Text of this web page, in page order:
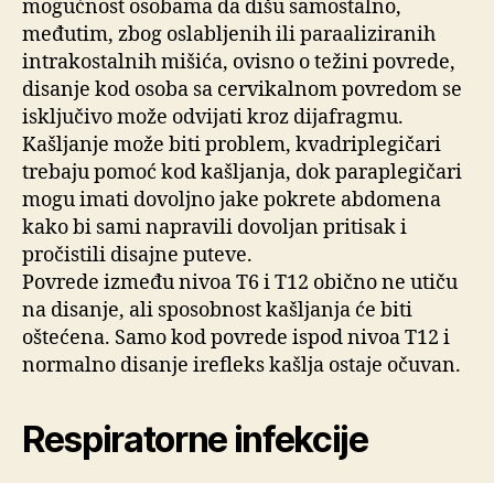
mogućnost osobama da dišu samostalno,
međutim, zbog oslabljenih ili paraaliziranih
intrakostalnih mišića, ovisno o težini povrede,
disanje kod osoba sa cervikalnom povredom se
isključivo može odvijati kroz dijafragmu.
Kašljanje može biti problem, kvadriplegičari
trebaju pomoć kod kašljanja, dok paraplegičari
mogu imati dovoljno jake pokrete abdomena
kako bi sami napravili dovoljan pritisak i
pročistili disajne puteve.
Povrede između nivoa T6 i T12 obično ne utiču
na disanje, ali sposobnost kašljanja će biti
oštećena. Samo kod povrede ispod nivoa T12 i
normalno disanje irefleks kašlja ostaje očuvan.
Respiratorne infekcije